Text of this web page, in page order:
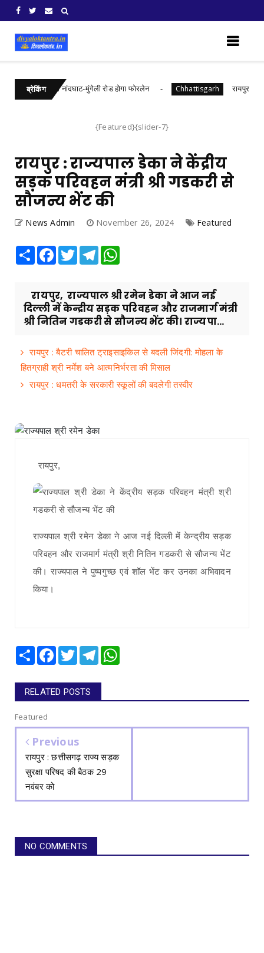
ब्रेकिंग
की लागत से नांदघाट-मुंगेली रोड होगा फोरलेन Chhattisgarh रायपुर : जल
{Featured}{slider-7}
रायपुर : राज्यपाल डेका ने केंद्रीय
सड़क परिवहन मंत्री श्री गडकरी से
सौजन्य भेंट की
News Admin November 26, 2024 Featured
Share Facebook
TwitterTelegram
रायपुर, राज्यपाल श्री रमेन डेका ने आज नई
दिल्ली में केन्द्रीय सड़क परिवहन और राजमार्ग मंत्री
श्री नितिन गडकरी से सौजन्य भेंट की। राज्यपा...
रायपुर : बैटरी चालित ट्राइसाइकिल से बदली जिंदगी: मोहला के
हितग्राही श्री नर्मेश बने आत्मनिर्भरता की मिसाल
रायपुर : धमतरी के सरकारी स्कूलों की बदलेगी तस्वीर
रायपुर,
राज्यपाल श्री रमेन डेका ने आज नई दिल्ली में केन्द्रीय सड़क
परिवहन और राजमार्ग मंत्री श्री नितिन गडकरी से सौजन्य भेंट
की। राज्यपाल ने पुष्पगुच्छ एवं शॉल भेंट कर उनका अभिवादन
किया।
Share Facebook
TwitterTelegram
RELATED POSTS
Featured
Previous
रायपुर : छत्तीसगढ़ राज्य सड़क
सुरक्षा परिषद की बैठक 29
नवंबर को
NO COMMENTS